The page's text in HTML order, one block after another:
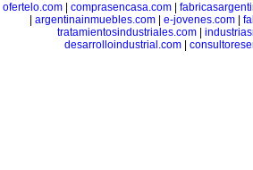
ofertelo.com| comprasencasa.com|
argentinainmuebles.com| e-jovenes.com|
tratamientosindustriales.com
desarrolloindustrial.com